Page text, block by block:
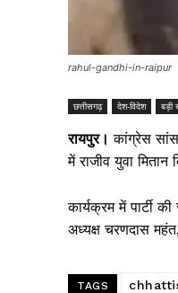
rahul-gandhi-in-raipur
छत्तीसगढ़ देश-विदेश बड़ी
रायपुर। कांग्रेस
में राजीव युवा
कार्यक्रम में पार्टी
अध्यक्ष चरणदास
TAGS